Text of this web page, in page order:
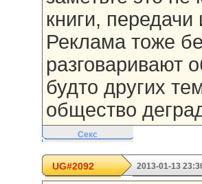
книги,
Реклама тоже
разговаривают
будто других
общество
Секс
UG#2092 2013-01-13